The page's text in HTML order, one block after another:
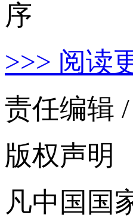
>>> 阅读
责任编辑 /
版权声明
凡中国国